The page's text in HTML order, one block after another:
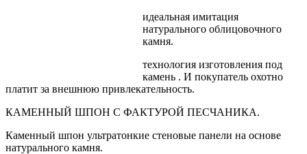
идеальная имитация
натурального облицовочного
камня.
технология изготовления под
камень . И покупатель охотно
платит за внешнюю привлекательность.
КАМЕННЫЙ ШПОН С ФАКТУРОЙ ПЕСЧАНИКА.
Каменный шпон ультратонкие стеновые панели на основе
натурального камня.